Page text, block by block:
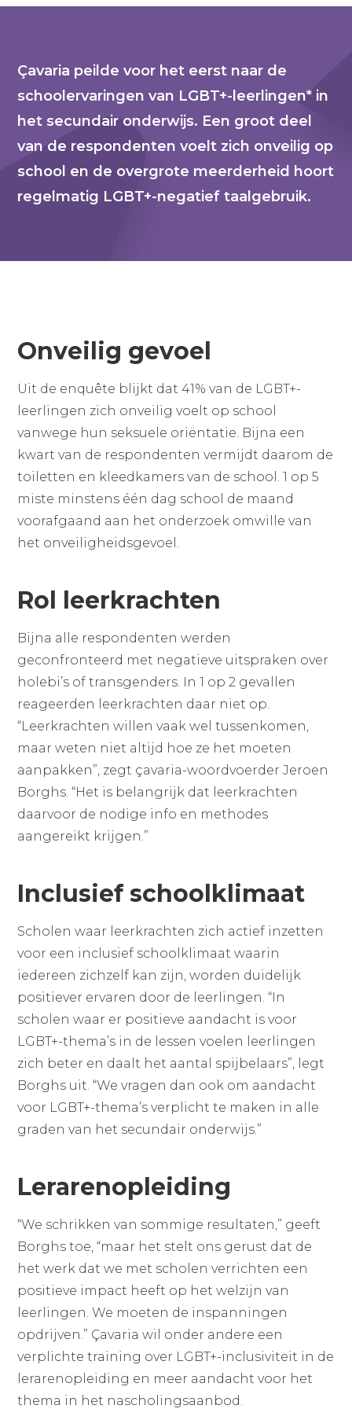
Çavaria peilde voor het eerst naar de
schoolervaringen van LGBT+-leerlingen* in
het secundair onderwijs. Een groot deel
van de respondenten voelt zich onveilig op
school en de overgrote meerderheid hoort
regelmatig LGBT+-negatief taalgebruik.
Onveilig gevoel
Uit de enquête blijkt dat 41% van de LGBT+-
leerlingen zich onveilig voelt op school
vanwege hun seksuele oriëntatie. Bijna een
kwart van de respondenten vermijdt daarom de
toiletten en kleedkamers van de school. 1 op 5
miste minstens één dag school de maand
voorafgaand aan het onderzoek omwille van
het onveiligheidsgevoel.
Rol leerkrachten
Bijna alle respondenten werden
geconfronteerd met negatieve uitspraken over
holebi’s of transgenders. In 1 op 2 gevallen
reageerden leerkrachten daar niet op.
“Leerkrachten willen vaak wel tussenkomen,
maar weten niet altijd hoe ze het moeten
aanpakken”, zegt çavaria-woordvoerder Jeroen
Borghs. “Het is belangrijk dat leerkrachten
daarvoor de nodige info en methodes
aangereikt krijgen.”
Inclusief schoolklimaat
Scholen waar leerkrachten zich actief inzetten
voor een inclusief schoolklimaat waarin
iedereen zichzelf kan zijn, worden duidelijk
positiever ervaren door de leerlingen. “In
scholen waar er positieve aandacht is voor
LGBT+-thema’s in de lessen voelen leerlingen
zich beter en daalt het aantal spijbelaars”, legt
Borghs uit. “We vragen dan ook om aandacht
voor LGBT+-thema’s verplicht te maken in alle
graden van het secundair onderwijs.”
Lerarenopleiding
“We schrikken van sommige resultaten,” geeft
Borghs toe, “maar het stelt ons gerust dat de
het werk dat we met scholen verrichten een
positieve impact heeft op het welzijn van
leerlingen. We moeten de inspanningen
opdrijven.” Çavaria wil onder andere een
verplichte training over LGBT+-inclusiviteit in de
lerarenopleiding en meer aandacht voor het
thema in het nascholingsaanbod.